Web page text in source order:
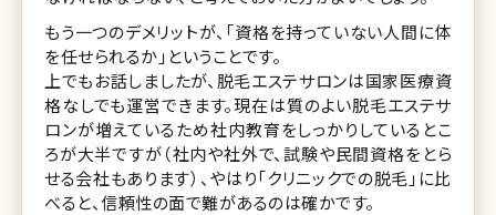
もう一つのデメリットが、「資格を持っていない人間に体
を任せられるか」ということです。
上でもお話しましたが、脱毛エステサロンは国家医療資
格なしでも運営できます。現在は質のよい脱毛エステサ
ロンが増えているため社内教育をしっかりしているとこ
ろが大半ですが（社内や社外で、試験や民間資格をとら
せる会社もあります）、やはり「クリニックでの脱毛」に比
べると、信頼性の面で難があるのは確かです。